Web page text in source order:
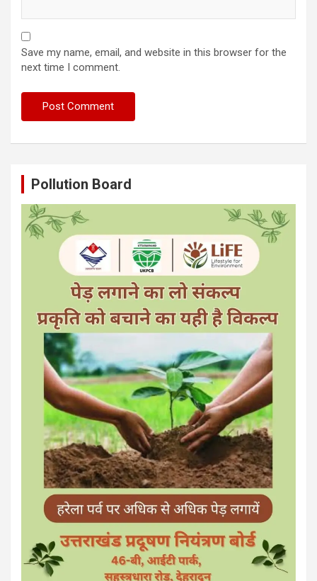
Save my name, email, and website in this browser for the
next time I comment.
Pollution Board